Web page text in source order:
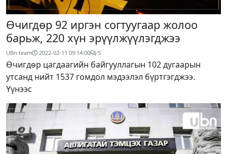
Өчигдөр 92 иргэн согтуугаар жолоо
барьж, 220 хүн эрүүлжүүлэгджээ
UBn team 2022-02-11 09:14:00 5
Өчигдөр цагдаагийн байгууллагын 102 дугаарын
утсанд нийт 1537 гомдол мэдээлэл бүртгэгджээ.
Үүнээс